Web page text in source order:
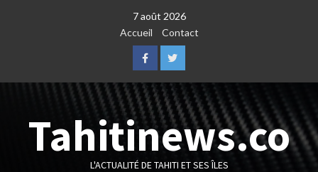
7 août 2026
Accueil
Contact
FacebookTwitter
Tahitinews.co
L'ACTUALITÉ DE TAHITI ET SES ÎLES